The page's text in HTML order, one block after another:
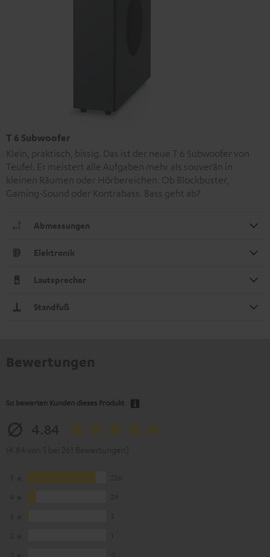
T 6 Subwoofer
Klein, praktisch, bissig. Das ist der neue T 6 Subwoofer von
Teufel. Er meistert alle Aufgaben mehr als souverän in
kleinen Räumen oder Hörbereichen. Ob Blockbuster,
Gaming-Sound oder Kontrabass. Bass geht ab?
Abmessungen
Elektronik
Lautsprecher
Standfuß
So bewerten Kunden dieses Produkt